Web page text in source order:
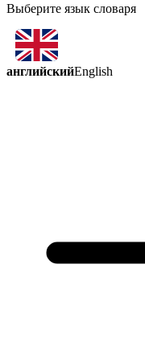
Выберите язык словаря
английскийEnglish